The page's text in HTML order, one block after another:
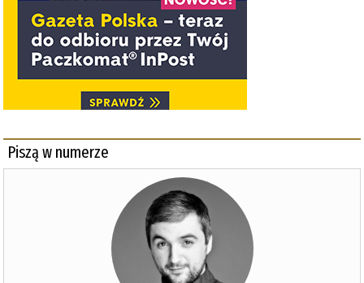
Piszą w numerze